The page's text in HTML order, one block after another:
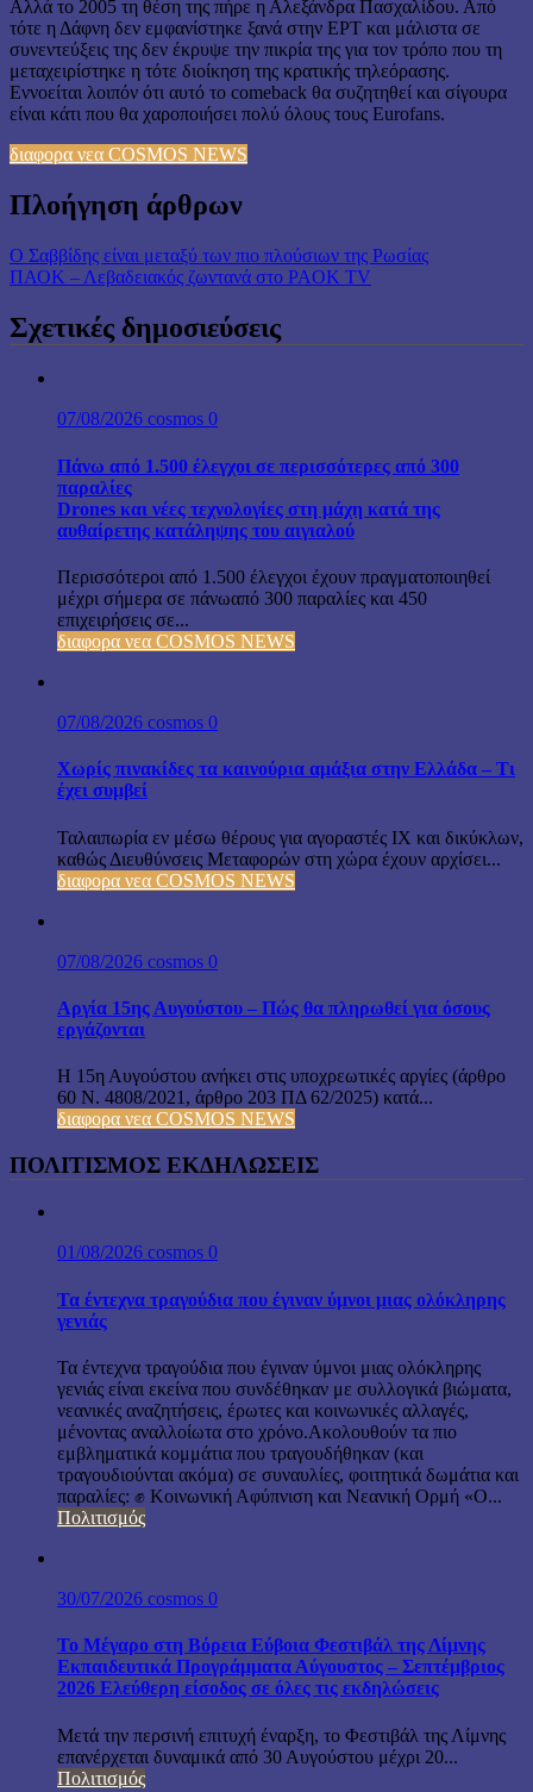
Αλλά το 2005 τη θέση της πήρε η Αλεξάνδρα Πασχαλίδου. Από
τότε η Δάφνη δεν εμφανίστηκε ξανά στην ΕΡΤ και μάλιστα σε
συνεντεύξεις της δεν έκρυψε την πικρία της για τον τρόπο που τη
μεταχειρίστηκε η τότε διοίκηση της κρατικής τηλεόρασης.
Εννοείται λοιπόν ότι αυτό το comeback θα συζητηθεί και σίγουρα
είναι κάτι που θα χαροποιήσει πολύ όλους τους Eurofans.
διαφορα νεα COSMOS NEWS
Πλοήγηση άρθρων
Ο Σαββίδης είναι μεταξύ των πιο πλούσιων της Ρωσίας
ΠΑΟΚ – Λεβαδειακός ζωντανά στο PAOK TV
Σχετικές δημοσιεύσεις
07/08/2026 cosmos 0
Πάνω από 1.500 έλεγχοι σε περισσότερες από 300
παραλίες
Drones και νέες τεχνολογίες στη μάχη κατά της
αυθαίρετης κατάληψης του αιγιαλού
Περισσότεροι από 1.500 έλεγχοι έχουν πραγματοποιηθεί
μέχρι σήμερα σε πάνωαπό 300 παραλίες και 450
επιχειρήσεις σε...
διαφορα νεα COSMOS NEWS
07/08/2026 cosmos 0
Χωρίς πινακίδες τα καινούρια αμάξια στην Ελλάδα – Τι
έχει συμβεί
Ταλαιπωρία εν μέσω θέρους για αγοραστές ΙΧ και δικύκλων,
καθώς Διευθύνσεις Μεταφορών στη χώρα έχουν αρχίσει...
διαφορα νεα COSMOS NEWS
07/08/2026 cosmos 0
Αργία 15ης Αυγούστου – Πώς θα πληρωθεί για όσους
εργάζονται
Η 15η Αυγούστου ανήκει στις υποχρεωτικές αργίες (άρθρο
60 Ν. 4808/2021, άρθρο 203 ΠΔ 62/2025) κατά...
διαφορα νεα COSMOS NEWS
ΠΟΛΙΤΙΣΜΟΣ ΕΚΔΗΛΩΣΕΙΣ
01/08/2026 cosmos 0
Τα έντεχνα τραγούδια που έγιναν ύμνοι μιας ολόκληρης
γενιάς
Τα έντεχνα τραγούδια που έγιναν ύμνοι μιας ολόκληρης
γενιάς είναι εκείνα που συνδέθηκαν με συλλογικά βιώματα,
νεανικές αναζητήσεις, έρωτες και κοινωνικές αλλαγές,
μένοντας αναλλοίωτα στο χρόνο.Ακολουθούν τα πιο
εμβληματικά κομμάτια που τραγουδήθηκαν (και
τραγουδιούνται ακόμα) σε συναυλίες, φοιτητικά δωμάτια και
παραλίες: ✊ Κοινωνική Αφύπνιση και Νεανική Ορμή «Ο...
Πολιτισμός
30/07/2026 cosmos 0
Το Μέγαρο στη Βόρεια Εύβοια Φεστιβάλ της Λίμνης
Εκπαιδευτικά Προγράμματα Αύγουστος – Σεπτέμβριος
2026 Ελεύθερη είσοδος σε όλες τις εκδηλώσεις
Μετά την περσινή επιτυχή έναρξη, το Φεστιβάλ της Λίμνης
επανέρχεται δυναμικά από 30 Αυγούστου μέχρι 20...
Πολιτισμός